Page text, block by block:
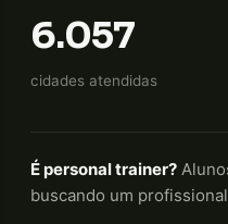
6.057
cidades atendidas
É personal trainer?
buscando um